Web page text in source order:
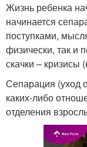
Жизнь ребенка
начинается
поступками,
физически, так и
скачки – кризисы
Сепарация (уход
каких-либо
отделения